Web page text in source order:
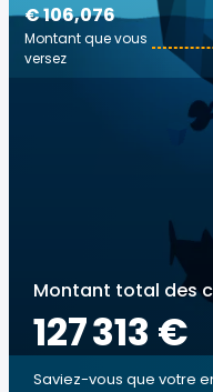
€ 106,076
Montant que vous
versez
Montant total des
127 313 €
Saviez-vous que votre